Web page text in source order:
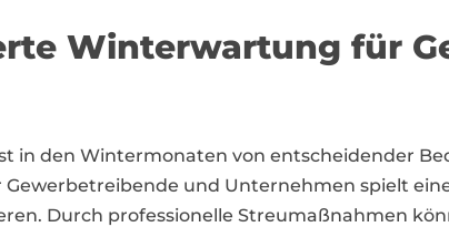
Winterwartung für
in den Wintermonaten von entscheidender
und Unternehmen spielt
Durch professionelle Streumaßnahmen